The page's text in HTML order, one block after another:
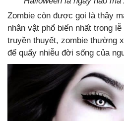
Zombie còn được gọi là thây
nhân vật phổ biến nhất trong
truyền thuyết, zombie thường
để quấy nhiễu đời sống của